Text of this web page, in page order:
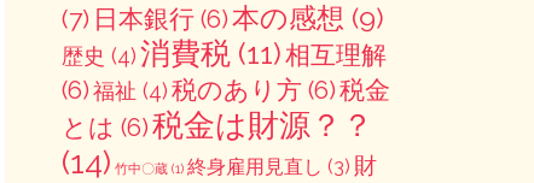
(7) 日本銀行(6)本の感想 (9)
歴史 (4)消費税(11)相互理解
(6)福祉 (4)税のあり方(6)税金
とは (6)税金は財源？？
(14) 竹中〇蔵(1) 終身雇用見直し (3) 財